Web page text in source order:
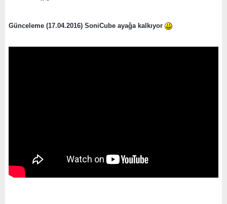
Günceleme (17.04.2016) SoniCube ayağa kalkıyor